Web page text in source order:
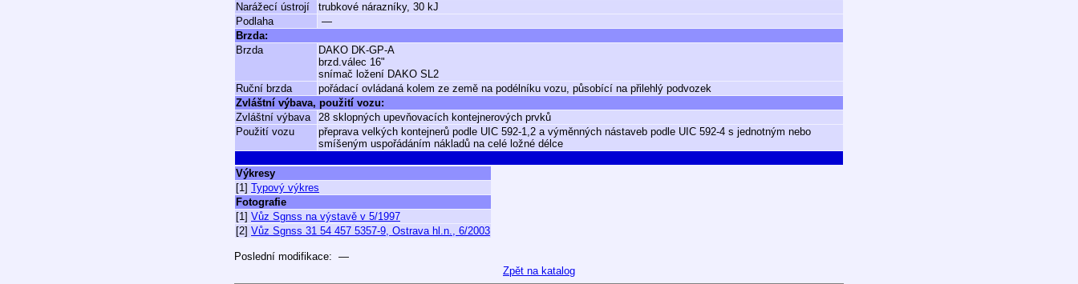
Narážecí ústrojí
trubkové nárazníky, 30 kJ
Podlaha
—
Brzda:
Brzda
DAKO DK-GP-A
brzd.válec 16"
snímač ložení DAKO SL2
Ruční brzda
pořádací ovládaná kolem ze země na podélníku vozu, působící na přilehlý podvozek
Zvláštní výbava, použití vozu:
Zvláštní výbava
28 sklopných upevňovacích kontejnerových prvků
Použití vozu
přeprava velkých kontejnerů podle UIC 592-1,2 a výměnných nástaveb podle UIC 592-4 s jednotným nebo
smíšeným uspořádáním nákladů na celé ložné délce
Výkresy
[1] Typový výkres
Fotografie
[1] Vůz Sgnss na výstavě v 5/1997
[2] Vůz Sgnss 31 54 457 5357-9, Ostrava hl.n., 6/2003
Poslední modifikace: —
Zpět na katalog